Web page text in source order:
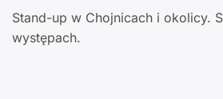
Stand-up w Chojnicach i okolicy.
występach.